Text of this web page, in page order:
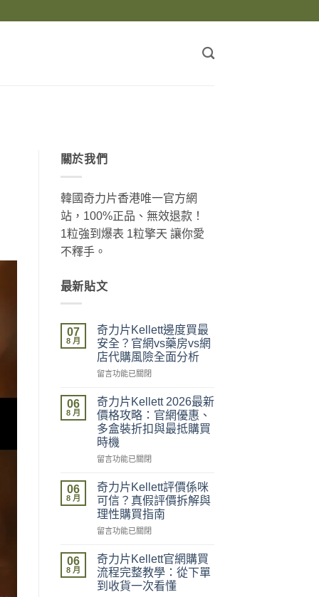
關於我們
韓國奇力片香港唯一官方網
站，100%正品、無效退款！
1粒強到爆表 1粒擎天 讓你愛
不釋手。
最新貼文
07
8 月
奇力片Kellett邊度買最
安全？官網vs藥房vs網
店代購風險全面分析
在
力
片
Kellett
邊
度
買
安
全？
官
網
vs
房
vs
網
店
留言功能已關閉
06
8 月
奇力片Kellett 2026最新
價格攻略：官網優惠、
多盒裝折扣與最抵購買
時機
在
力
片
Kellett
2026
最
價
格
攻
略：
留言功能已關閉
06
8 月
奇力片Kellett評價係咪
可信？真假評價拆解與
理性購買指南
在
力
片
Kellett
評
留言功能已關閉
06
8 月
奇力片Kellett官網購買
流程完整教學：從下單
到收貨一次看懂